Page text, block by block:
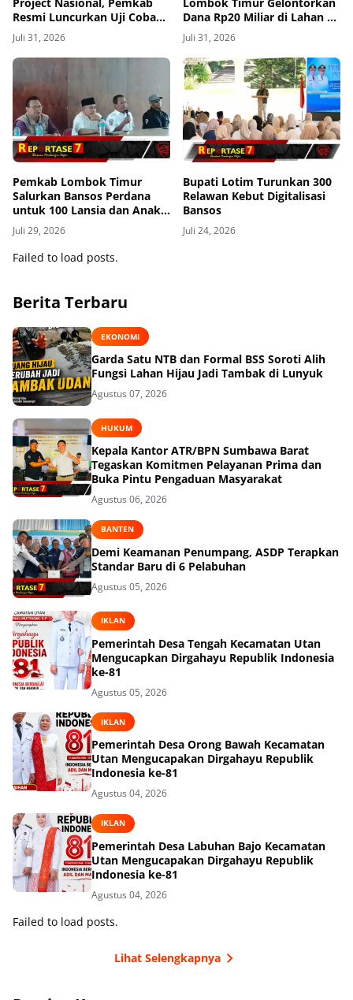
Resmi Luncurkan Uji Coba
Transfomasi Digitalisasi
Bansos Lewat Portal
Perlinsos
Juli 31, 2026
Dana Rp20 Miliar di Lahan 3
Hektar
Juli 31, 2026
Pemkab Lombok Timur
Salurkan Bansos Perdana
untuk 100 Lansia dan Anak
Yatim di Kecamatan Sikur
Juli 29, 2026
Bupati Lotim Turunkan 300
Relawan Kebut Digitalisasi
Bansos
Juli 24, 2026
Failed to load posts.
Berita Terbaru
EKONOMI
Garda Satu NTB dan Formal BSS Soroti Alih
Fungsi Lahan Hijau Jadi Tambak di Lunyuk
Agustus 07, 2026
HUKUM
Kepala Kantor ATR/BPN Sumbawa Barat
Tegaskan Komitmen Pelayanan Prima dan
Buka Pintu Pengaduan Masyarakat
Agustus 06, 2026
BANTEN
Demi Keamanan Penumpang, ASDP Terapkan
Standar Baru di 6 Pelabuhan
Agustus 05, 2026
IKLAN
Pemerintah Desa Tengah Kecamatan Utan
Mengucapkan Dirgahayu Republik Indonesia
ke-81
Agustus 05, 2026
IKLAN
Pemerintah Desa Orong Bawah Kecamatan
Utan Mengucapakan Dirgahayu Republik
Indonesia ke-81
Agustus 04, 2026
IKLAN
Pemerintah Desa Labuhan Bajo Kecamatan
Utan Mengucapakan Dirgahayu Republik
Indonesia ke-81
Agustus 04, 2026
Failed to load posts.
Lihat Selengkapnya